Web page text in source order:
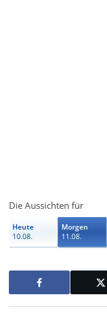
Die Aussichten für
Heute
10.08.
Morgen
11.08.